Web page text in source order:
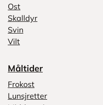
Ost
Skalldyr
Svin
Vilt
Måltider
Frokost
Lunsjretter